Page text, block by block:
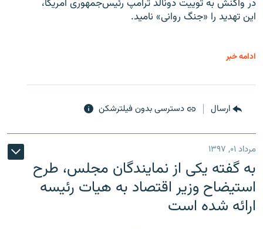
در واکنش به توییت دونالد ترامپ رئیس‌جمهوری آمریکا،
این تهدید را «جنگ روانی» نامید.
ادامه خبر
ارسال دسترسی بدون فیلترشکن
مرداد ۰۱, ۱۳۹۷
به گفته یکی از نمایندگان مجلس، طرح
استیضاح وزیر اقتصاد به هیات رئیسه
ارائه شده است